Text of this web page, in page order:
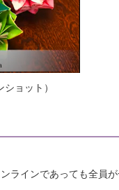
ショット）
ラインであっても全員